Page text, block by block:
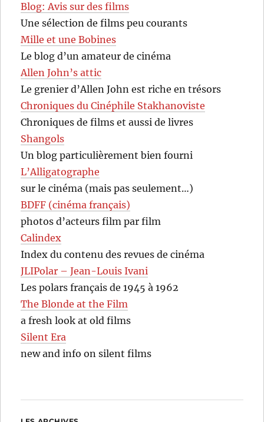
Blog: Avis sur des films
Une sélection de films peu courants
Mille et une Bobines
Le blog d’un amateur de cinéma
Allen John’s attic
Le grenier d’Allen John est riche en trésors
Chroniques du Cinéphile Stakhanoviste
Chroniques de films et aussi de livres
Shangols
Un blog particulièrement bien fourni
L’Alligatographe
sur le cinéma (mais pas seulement…)
BDFF (cinéma français)
photos d’acteurs film par film
Calindex
Index du contenu des revues de cinéma
JLIPolar – Jean-Louis Ivani
Les polars français de 1945 à 1962
The Blonde at the Film
a fresh look at old films
Silent Era
new and info on silent films